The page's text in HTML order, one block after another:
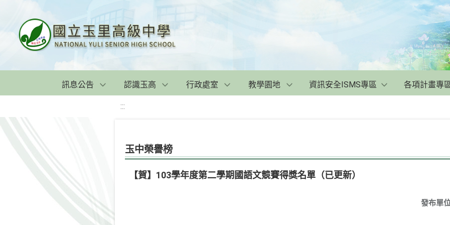
訊息公告 認識玉高 行政處室 教學園地 資訊安全ISMS專區 各項計畫專
:::
玉中榮譽榜
【賀】103學年度第二學期國語文競賽得獎名單（已更新）
發布單